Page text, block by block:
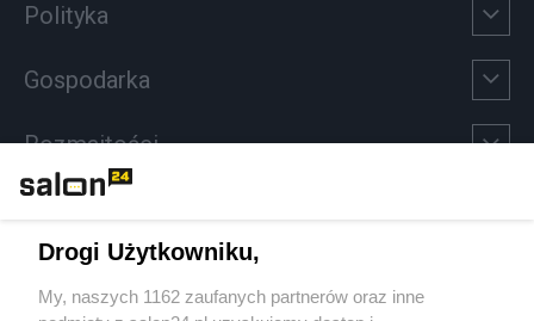
Polityka
Gospodarka
Rozmaitości
Sport
Drogi Użytkowniku,
My, naszych 1162 zaufanych partnerów oraz inne